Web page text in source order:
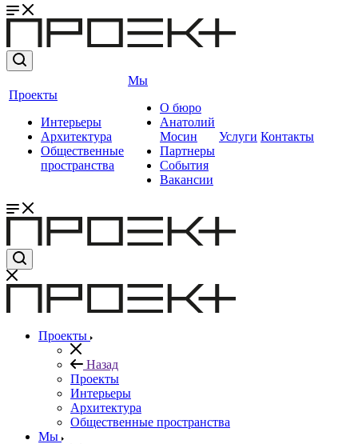
Проекты
Интерьеры
Архитектура
Общественные
пространства
Мы
О бюро
Анатолий
Мосин
Партнеры
События
Вакансии
Услуги Контакты
Проекты
Назад
Проекты
Интерьеры
Архитектура
Общественные пространства
Мы